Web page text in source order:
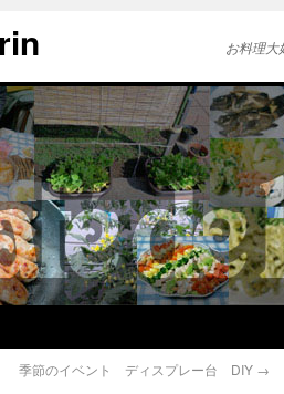
お料理大
季節のイベント ディスプレー台 DIY →